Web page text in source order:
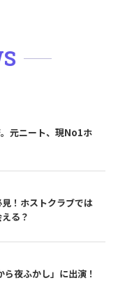
元ニート、現No1ホ
！ホストクラブでは
る？
夜ふかし」に出演！